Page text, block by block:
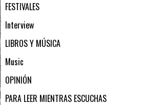
FESTIVALES
Interview
LIBROS Y MÚSICA
Music
OPINIÓN
PARA LEER MIENTRAS ESCUCHAS